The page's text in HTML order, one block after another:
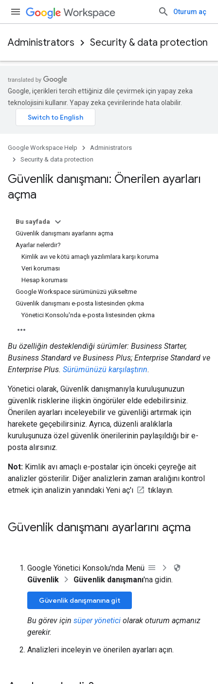
Oturum aç
Administrators Security & data protection
Google, içerikleri tercih ettiğiniz dile çevirmek için yapay zeka
teknolojisini kullanır. Yapay zeka çevirilerinde hata olabilir.
Google Workspace Help
Administrators
Security & data protection
Güvenlik danışmanı: Önerilen ayarları
açma
Bu sayfada
Güvenlik danışmanı ayarlarını açma
Ayarlar nelerdir?
Kimlik avı ve kötü amaçlı yazılımlara karşı koruma
Veri koruması
Hesap koruması
Google Workspace sürümünüzü yükseltme
Güvenlik danışmanı e-posta listesinden çıkma
Yönetici Konsolu'nda e-posta listesinden çıkma
Bu özelliğin desteklendiği sürümler: Business Starter,
Business Standard ve Business Plus; Enterprise Standard ve
Enterprise Plus. Sürümünüzü karşılaştırın.
Yönetici olarak, Güvenlik danışmanıyla kuruluşunuzun
güvenlik risklerine ilişkin öngörüler elde edebilirsiniz.
Önerilen ayarları inceleyebilir ve güvenliği artırmak için
harekete geçebilirsiniz. Ayrıca, düzenli aralıklarla
kuruluşunuza özel güvenlik önerilerinin paylaşıldığı bir e-
posta alırsınız.
Not: Kimlik avı amaçlı e-postalar için önceki çeyreğe ait
analizler gösterilir. Diğer analizlerin zaman aralığını kontrol
etmek için analizin yanındaki Yeni aç'ı
tıklayın.
Güvenlik danışmanı ayarlarını açma
Google Yönetici Konsolu'nda Menü
Güvenlik
Güvenlik danışmanı'na gidin.
Güvenlik danışmanına git
Bu görev için süper yönetici olarak oturum açmanız
gerekir.
Analizleri inceleyin ve önerilen ayarları açın.